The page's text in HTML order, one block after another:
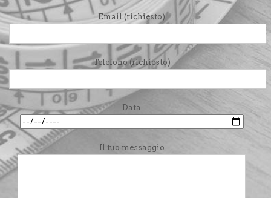
Email (richiesto)
Telefono (richiesto)
Data
Il tuo messaggio